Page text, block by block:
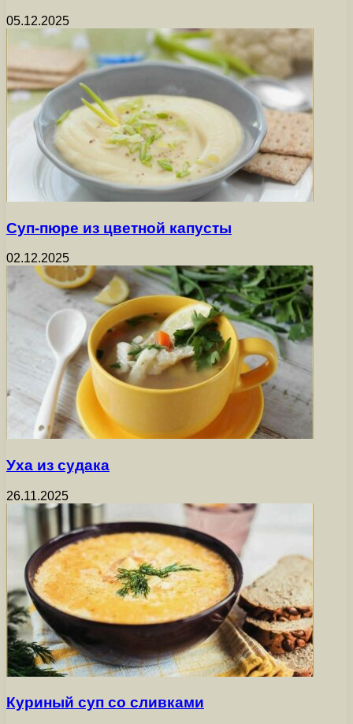
05.12.2025
Суп-пюре из цветной капусты
02.12.2025
Уха из судака
26.11.2025
Куриный суп со сливками